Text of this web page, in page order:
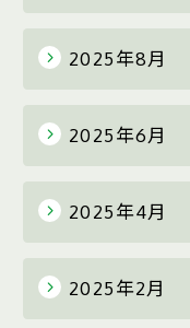
2025年8月
2025年6月
2025年4月
2025年2月